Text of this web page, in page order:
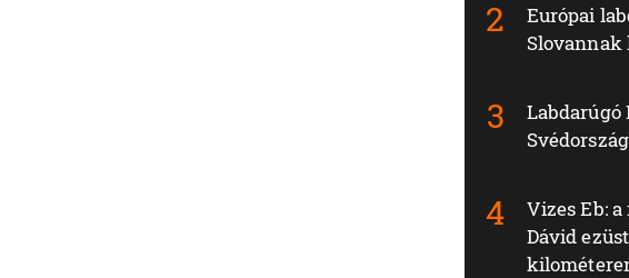
Európai
Slovannak
Labdarúgó
Vizes Eb:
Dávid